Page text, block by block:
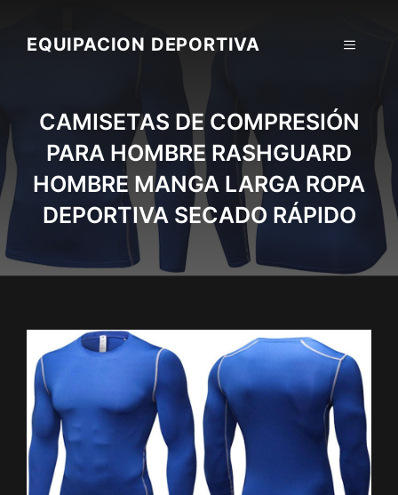
contentEQUIPACION DEPORTIVA MENU
CAMISETAS DE COMPRESIÓN
PARA HOMBRE RASHGUARD
HOMBRE MANGA LARGA ROPA
DEPORTIVA SECADO RÁPIDO